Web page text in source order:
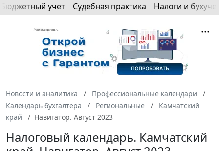
Бюджетный учет Судебная практика Налоги и
Новости и аналитика
Профессиональные календари
Календарь бухгалтера
Региональные
Камчатский
край
Навигатор. Август 2023
Налоговый календарь. Камчатский